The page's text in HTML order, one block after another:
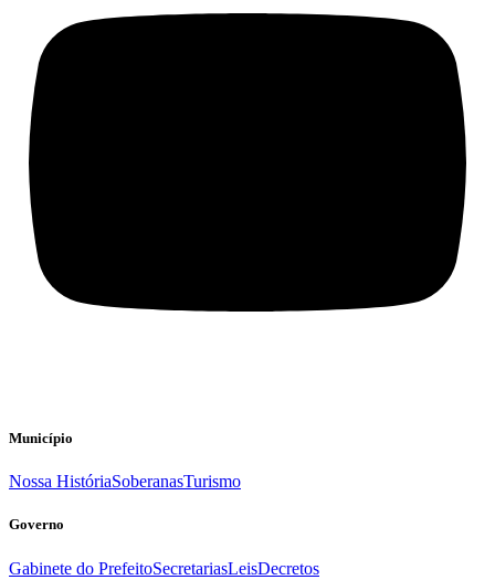
Município
Nossa HistóriaSoberanasTurismo
Governo
Gabinete do PrefeitoSecretariasLeisDecretos